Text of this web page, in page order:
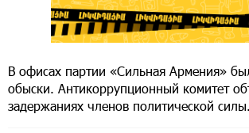
В офисах партии «Сильная Армения»
обыски. Антикоррупционный комитет
задержаниях членов политической силы.